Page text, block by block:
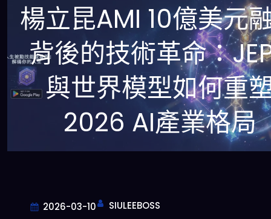
楊立昆AMI 10億美元
背後的技術革命：
與世界模型如何重
2026 AI產業格局
2026-03-10 SIULEEBOSS